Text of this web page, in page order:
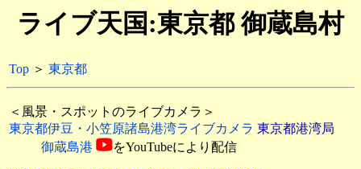
ライブ天国:東京都 御蔵島村
Top ＞ 東京都
＜風景・スポットのライブカメラ＞
東京都伊豆・小笠原諸島港湾ライブカメラ 東京都港湾局
御蔵島港
をYouTubeにより配信